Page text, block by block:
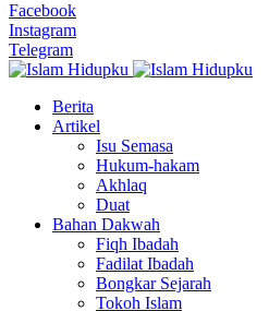
Facebook
Instagram
Telegram
Berita
Artikel
Isu Semasa
Hukum-hakam
Akhlaq
Duat
Bahan Dakwah
Fiqh Ibadah
Fadilat Ibadah
Bongkar Sejarah
Tokoh Islam